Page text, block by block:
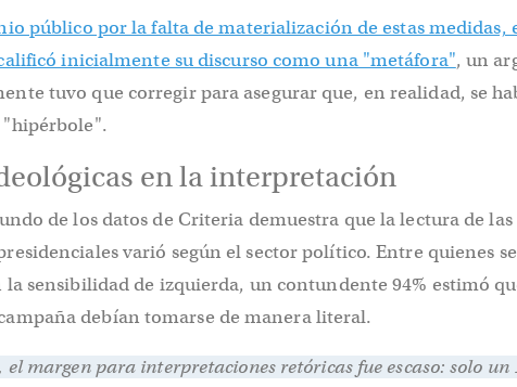
público por la falta de materialización de estas medidas,
inicialmente su discurso como una "metáfora", un
tuvo que corregir para asegurar que, en realidad, se
"hipérbole".
en la interpretación
de los datos de Criteria demuestra que la lectura de las
varió según el sector político. Entre quienes se
sensibilidad de izquierda, un contundente 94% estimó
debían tomarse de manera literal.
margen para interpretaciones retóricas fue escaso: solo un